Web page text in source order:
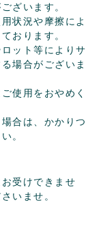
ざいます。
状況や摩擦によ
おります。
ット等によりサ
場合がございま
使用をおやめく
合は、かかりつ
。
受けできませ
いませ。